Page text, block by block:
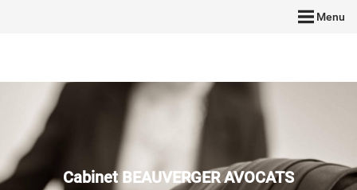
Menu
Cabinet BEAUVERGER AVOCATS